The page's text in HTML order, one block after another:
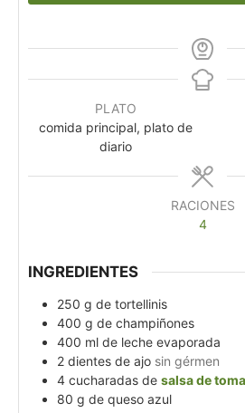
PLATO
comida principal, plato de
diario
RACIONES
4
INGREDIENTES
250 g de tortellinis
400 g de champiñones
400 ml de leche evaporada
2 dientes de ajo sin gérmen
4 cucharadas de salsa de
80 g de queso azul